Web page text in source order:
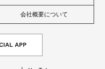
会社概要について